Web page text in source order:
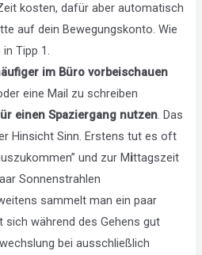
kosten, dafür aber automatisch
auf dein Bewegungskonto. Wie
Tipp 1.
im Büro vorbeischauen
eine Mail zu schreiben
einen Spaziergang nutzen. Das
Hinsicht Sinn. Erstens tut es oft
und zur Mittagszeit
Sonnenstrahlen
sammelt man ein paar
sich während des Gehens gut
bei ausschließlich